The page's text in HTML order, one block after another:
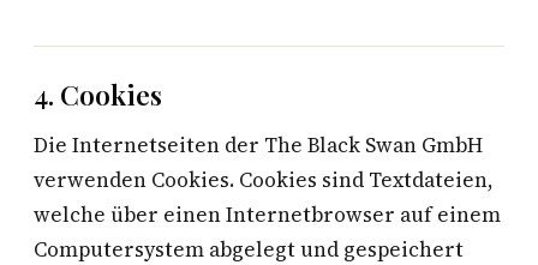
4. Cookies
Die Internetseiten der The Black Swan GmbH
verwenden Cookies. Cookies sind Textdateien,
welche über einen Internetbrowser auf einem
Computersystem abgelegt und gespeichert